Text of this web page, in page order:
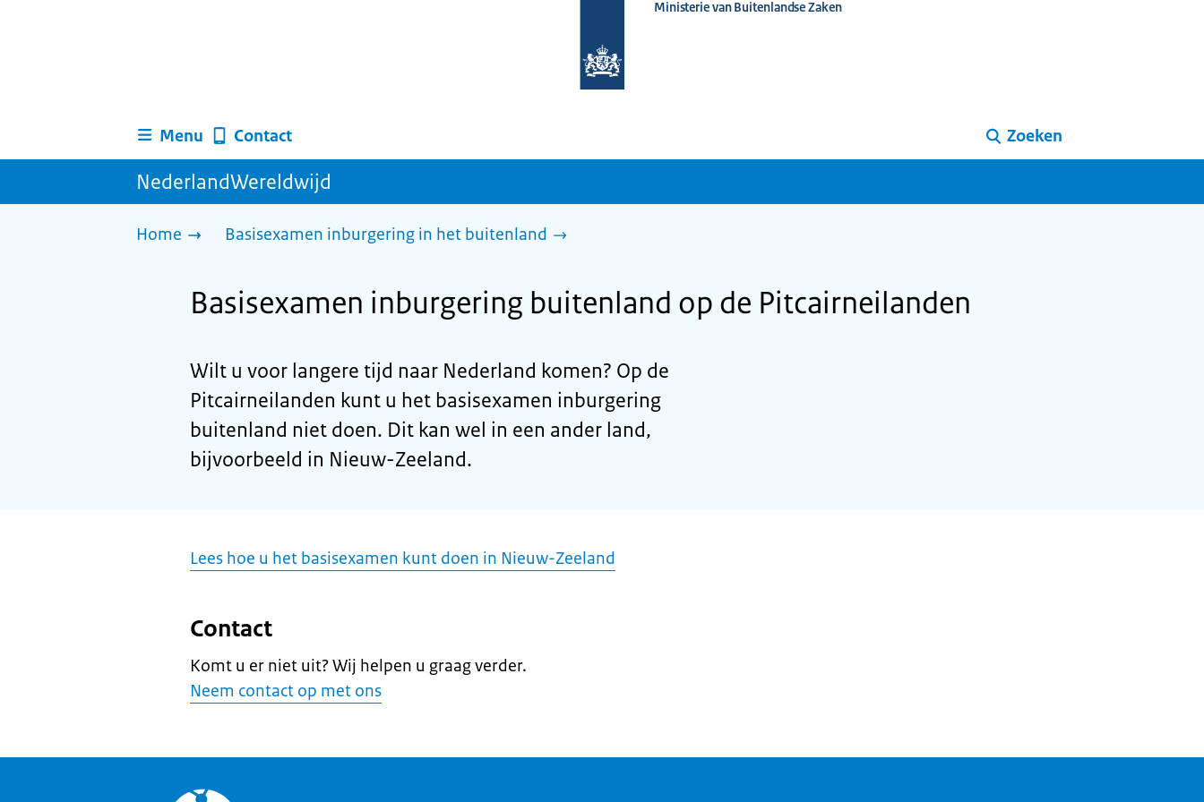
homepage
Ministerie van Buitenlandse Zaken
Menu Contact Zoeken
NederlandWereldwijd
Home Basisexamen inburgering in het buitenland
Basisexamen inburgering buitenland op de Pitcairneilanden
Wilt u voor langere tijd naar Nederland komen? Op de
Pitcairneilanden kunt u het basisexamen inburgering
buitenland niet doen. Dit kan wel in een ander land,
bijvoorbeeld in Nieuw-Zeeland.
Lees hoe u het basisexamen kunt doen in Nieuw-Zeeland
Contact
Komt u er niet uit? Wij helpen u graag verder.
Neem contact op met ons